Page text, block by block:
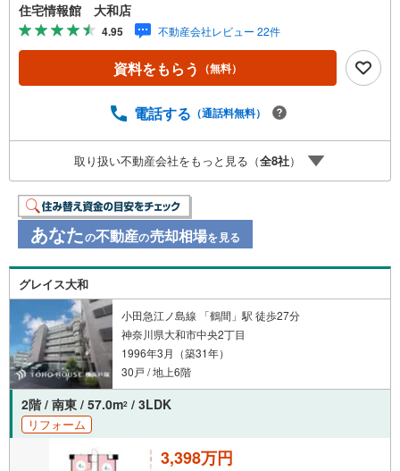
住宅情報館 大和店
4.95 不動産会社レビュー 22件
資料をもらう （無料）
電話する （通話料無料）
取り扱い不動産会社をもっと見る（全8社）
あなたの不動産の売却相場を見る
グレイス大和
小田急江ノ島線 「鶴間」駅 徒歩27分
神奈川県大和市中央2丁目
1996年3月（築31年）
30戸 / 地上6階
2階 / 南東 / 57.0m2 / 3LDK
リフォーム
3,398万円